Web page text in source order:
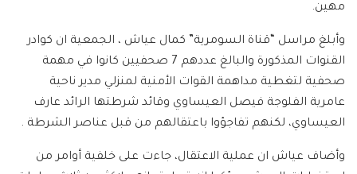
مهين.
وأبلغ مراسل “قناة السومرية” كمال عياش ، الجمعية ان كوادر
القنوات المذكورة والبالغ عددهم 7 صحفيين كانوا في مهمة
صحفية لتغطية مداهمة القوات الأمنية لمنزلي مدير ناحية
عامرية الفلوجة فيصل العيساوي وقائد شرطتها الرائد عارف
العيساوي، لكنهم تفاجؤوا باعتقالهم من قبل عناصر الشرطة .
وأضاف عياش ان عملية الاعتقال، جاءت على خلفية أوامر من